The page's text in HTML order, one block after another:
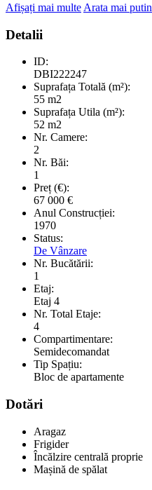
Afișați mai multe Arata mai putin
Detalii
ID:
DBI222247
Suprafața Totală (m²):
55 m2
Suprafața Utila (m²):
52 m2
Nr. Camere:
2
Nr. Băi:
1
Preț (€):
67 000 €
Anul Construcției:
1970
Status:
De Vânzare
Nr. Bucătării:
1
Etaj:
Etaj 4
Nr. Total Etaje:
4
Compartimentare:
Semidecomandat
Tip Spațiu:
Bloc de apartamente
Dotări
Aragaz
Frigider
Încălzire centrală proprie
Mașină de spălat